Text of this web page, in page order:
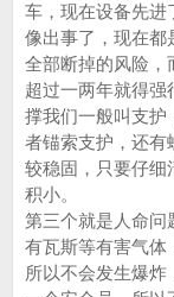
车，现在设备先进
像出事了，现在都
全部断掉的风险，
超过一两年就得强
撑我们一般叫支护
者锚索支护，还有
较稳固，只要仔细
积小。
第三个就是人命问
有瓦斯等有害气体
所以不会发生爆炸